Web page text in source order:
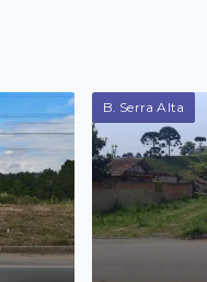
B. Serra Alta